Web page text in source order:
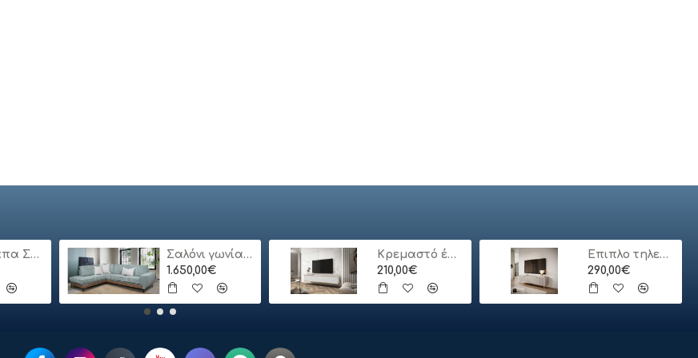
Ντουλάπα Συρόμενη 24113-MJ3-180 Χρώμα Λευκό 180x200x62cm
Σαλόνι γωνία Bari
1.650,00€
Κρεμαστό έπιπλο τηλεόρασης ORO_MDF Λευκό 175x30x32cm
210,00€
Έπιπλο τηλεόρασης Lante μπεζ 163x51x38cm
290,00€